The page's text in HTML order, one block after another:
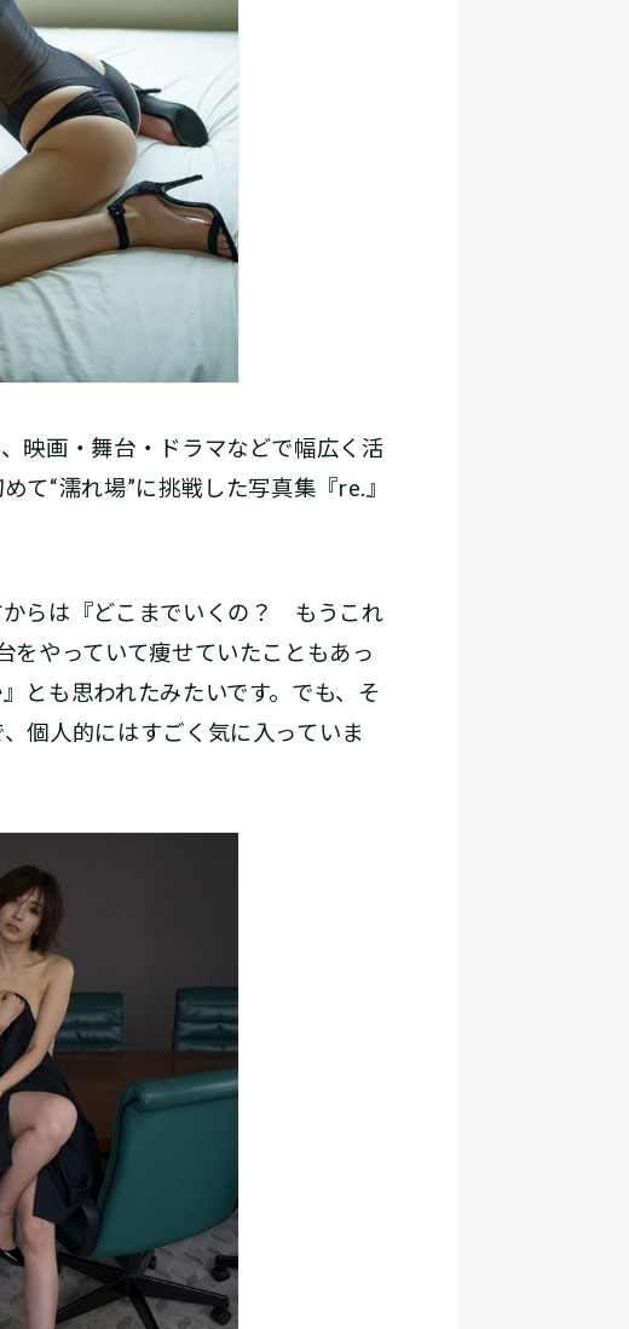
映画・舞台・ドラマなどで幅広く活
て“濡れ場”に挑戦した写真集『re.』
からは『どこまでいくの？ もうこれ
やっていて痩せていたこともあっ
とも思われたみたいです。でも、そ
個人的にはすごく気に入っていま